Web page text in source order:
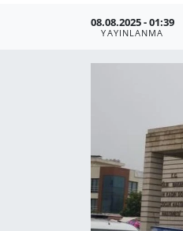
08.08.2025 - 01:39
YAYINLANMA